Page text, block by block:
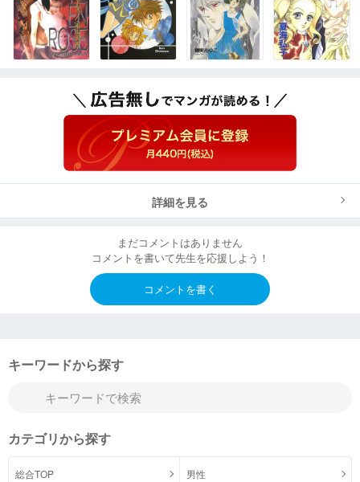
詳細を見る
まだコメントはありません
コメントを書いて先生を応援しよう！
コメントを書く
キーワードから探す
カテゴリから探す
総合TOP 男性